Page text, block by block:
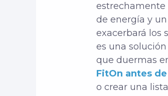
estrechamente
de energía y
exacerbará los
es una
que duermas
FitOn antes
o crear una